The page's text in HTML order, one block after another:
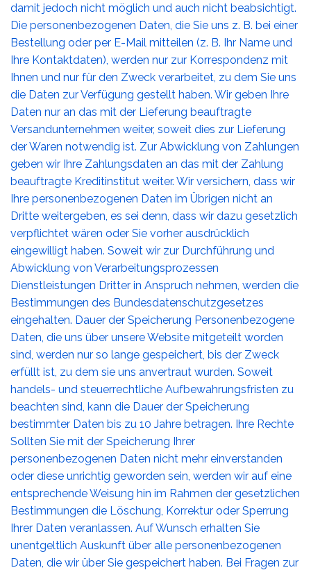
damit jedoch nicht möglich und auch nicht beabsichtigt.
Die personenbezogenen Daten, die Sie uns z. B. bei einer
Bestellung oder per E-Mail mitteilen (z. B. Ihr Name und
Ihre Kontaktdaten), werden nur zur Korrespondenz mit
Ihnen und nur für den Zweck verarbeitet, zu dem Sie uns
die Daten zur Verfügung gestellt haben. Wir geben Ihre
Daten nur an das mit der Lieferung beauftragte
Versandunternehmen weiter, soweit dies zur Lieferung
der Waren notwendig ist. Zur Abwicklung von Zahlungen
geben wir Ihre Zahlungsdaten an das mit der Zahlung
beauftragte Kreditinstitut weiter. Wir versichern, dass wir
Ihre personenbezogenen Daten im Übrigen nicht an
Dritte weitergeben, es sei denn, dass wir dazu gesetzlich
verpflichtet wären oder Sie vorher ausdrücklich
eingewilligt haben. Soweit wir zur Durchführung und
Abwicklung von Verarbeitungsprozessen
Dienstleistungen Dritter in Anspruch nehmen, werden die
Bestimmungen des Bundesdatenschutzgesetzes
eingehalten. Dauer der Speicherung Personenbezogene
Daten, die uns über unsere Website mitgeteilt worden
sind, werden nur so lange gespeichert, bis der Zweck
erfüllt ist, zu dem sie uns anvertraut wurden. Soweit
handels- und steuerrechtliche Aufbewahrungsfristen zu
beachten sind, kann die Dauer der Speicherung
bestimmter Daten bis zu 10 Jahre betragen. Ihre Rechte
Sollten Sie mit der Speicherung Ihrer
personenbezogenen Daten nicht mehr einverstanden
oder diese unrichtig geworden sein, werden wir auf eine
entsprechende Weisung hin im Rahmen der gesetzlichen
Bestimmungen die Löschung, Korrektur oder Sperrung
Ihrer Daten veranlassen. Auf Wunsch erhalten Sie
unentgeltlich Auskunft über alle personenbezogenen
Daten, die wir über Sie gespeichert haben. Bei Fragen zur